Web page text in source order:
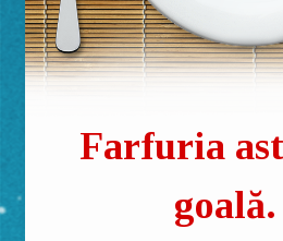
Farfuria